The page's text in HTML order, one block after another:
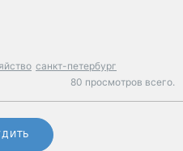
санкт-петербург
80 просмотров всего.